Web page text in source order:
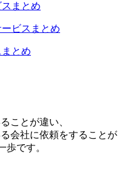
まとめ
ビスまとめ
とめ
ことが違い、
会社に依頼をすることが
歩です。